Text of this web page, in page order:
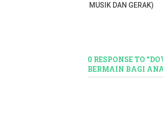
MUSIK DAN GERAK)
0 RESPONSE TO
BERMAIN BAGI